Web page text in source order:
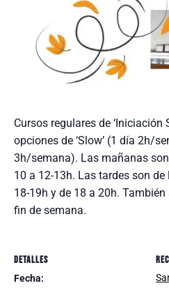
Cursos regulares de ‘Iniciación
opciones de ‘Slow’ (1 día 2h/
3h/semana). Las mañanas
10 a 12-13h. Las tardes son
18-19h y de 18 a 20h.
fin de semana.
DETALLES
Fecha: